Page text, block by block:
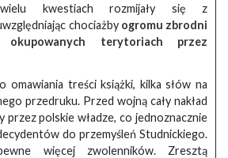
kwestiach rozmijały się z
chociażby ogromu zbrodni
okupowanych terytoriach przez
omawiania treści książki, kilka słów na
przedruku. Przed wojną cały nakład
przez polskie władze, co jednoznacznie
do przemyśleń Studnickiego.
więcej zwolenników. Zresztą